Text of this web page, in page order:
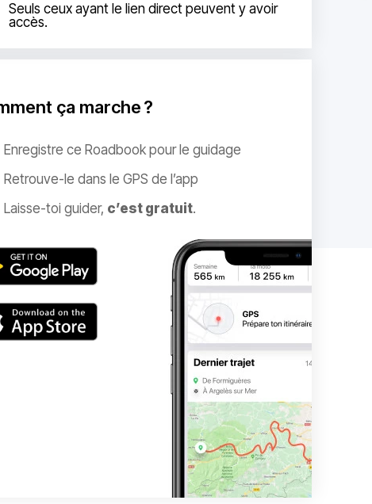
Seuls ceux ayant le lien direct peuvent y avoir
accès.
ça marche ?
Enregistre ce Roadbook pour le guidage
Retrouve-le dans le GPS de l’app
Laisse-toi guider, c’est gratuit.